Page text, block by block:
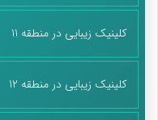
کلینیک زیبایی در منطقه 11
کلینیک زیبایی در منطقه 12